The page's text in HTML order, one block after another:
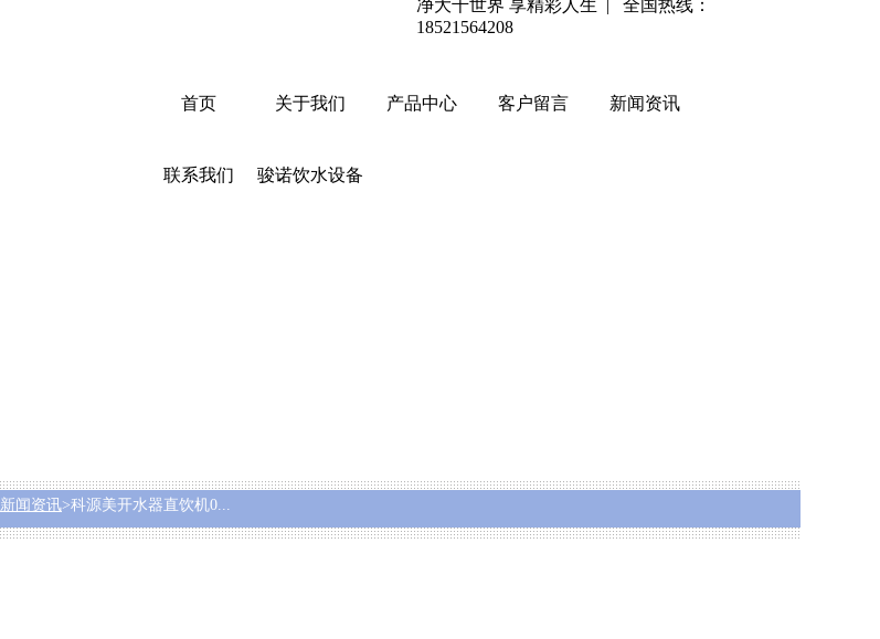
首页 关于我们 产品中心 客户留言 新闻资讯
联系我们 骏诺饮水设备
净大千世界 享精彩人生 | 全国热线：
18521564208
新闻资讯>科源美开水器直饮机0...